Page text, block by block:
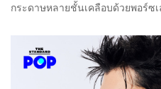
กระดาษหลายชั้นเคลือบด้วยพอร์ซ